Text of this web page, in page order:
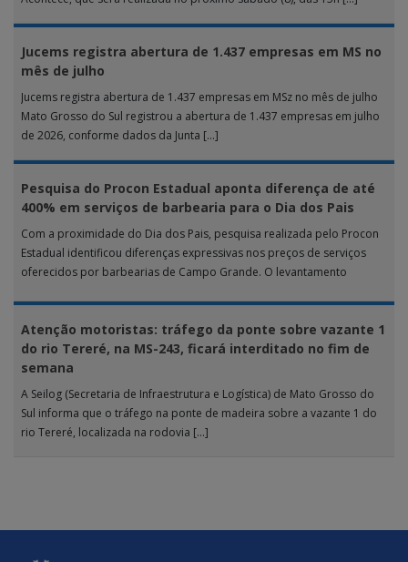
Jucems registra abertura de 1.437 empresas em MS no
mês de julho
Jucems registra abertura de 1.437 empresas em MSz no mês de julho
Mato Grosso do Sul registrou a abertura de 1.437 empresas em julho
de 2026, conforme dados da Junta […]
Pesquisa do Procon Estadual aponta diferença de até
400% em serviços de barbearia para o Dia dos Pais
Com a proximidade do Dia dos Pais, pesquisa realizada pelo Procon
Estadual identificou diferenças expressivas nos preços de serviços
oferecidos por barbearias de Campo Grande. O levantamento
Atenção motoristas: tráfego da ponte sobre vazante 1
do rio Tereré, na MS-243, ficará interditado no fim de
semana
A Seilog (Secretaria de Infraestrutura e Logística) de Mato Grosso do
Sul informa que o tráfego na ponte de madeira sobre a vazante 1 do
rio Tereré, localizada na rodovia […]